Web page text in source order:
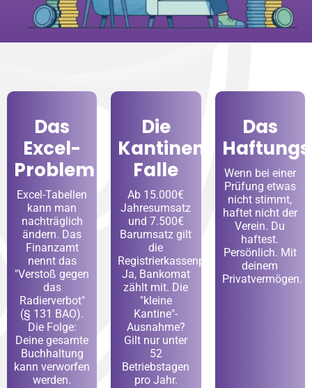
Das
Excel-
Problem
Excel-Tabellen
kann man
nachträglich
ändern. Das
Finanzamt
nennt das
"Verstoß gegen
das
Radierverbot"
(§ 131 BAO).
Die Folge:
Deine gesamte
Buchhaltung
kann verworfen
werden.
Die
Kantinen-
Falle
Ab 15.000€
Jahresumsatz
und 7.500€
Barumsatz gilt
die
Registrierkassenpflicht.
Ja, Bankomat
zählt mit. Die
"kleine
Kantine"-
Ausnahme?
Gilt nur unter
52
Betriebstagen
pro Jahr.
Das
Wenn bei einer
Prüfung etwas
nicht stimmt,
haftet nicht der
Verein. Du
haftest.
Persönlich. Mit
deinem
Privatvermögen.